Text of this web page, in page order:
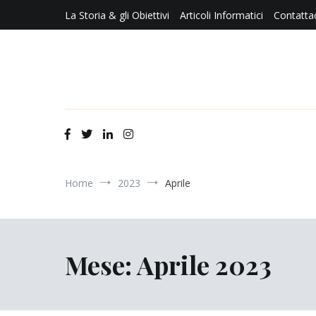
La Storia & gli Obiettivi Articoli Informatici
Home 2023 Aprile
Mese:Aprile 2023